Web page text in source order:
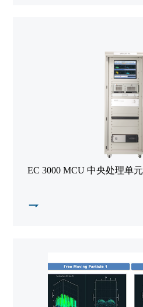
EC 3000 MCU 中央处理单元